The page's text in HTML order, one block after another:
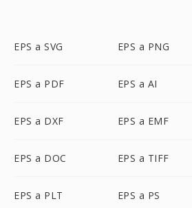
EPS a SVG EPS a PNG
EPS a PDF EPS a AI
EPS a DXF EPS a EMF
EPS a DOC EPS a TIFF
EPS a PLT EPS a PS